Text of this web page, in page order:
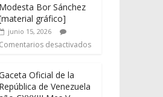
Modesta Bor Sánchez
gráfico]
junio 15, 2026
Comentarios desactivados
Oficial de la
República de Venezuela